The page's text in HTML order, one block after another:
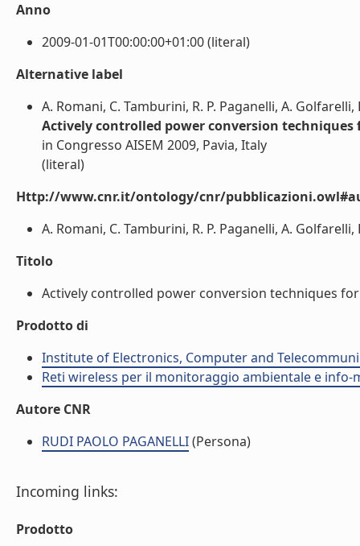
Anno
2009-01-01T00:00:00+01:00 (literal)
Alternative label
A. Romani, C. Tamburini, R. P. Paganelli, A.
Actively controlled power conversion
in Congresso AISEM 2009, Pavia, Italy
(literal)
Http://www.cnr.it/ontology/cnr/
A. Romani, C. Tamburini, R. P. Paganelli, A.
Titolo
Actively controlled power conversion techniques
Prodotto di
Institute of Electronics, Computer and
Reti wireless per il monitoraggio ambientale e info-
Autore CNR
RUDI PAOLO PAGANELLI(Persona)
Incoming links:
Prodotto